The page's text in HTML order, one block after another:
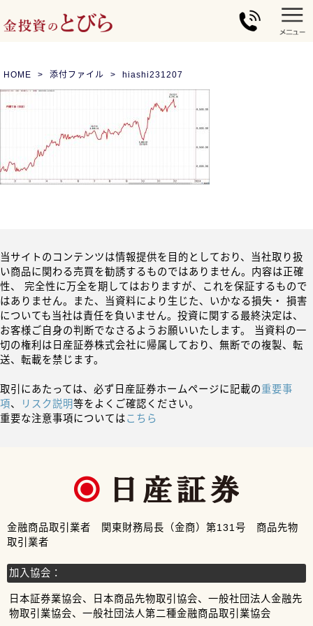
HOME 添付ファイル hiashi231207
当サイトのコンテンツは情報提供を目的としており、当社取り扱
い商品に関わる売買を勧誘するものではありません。内容は正確
性、 完全性に万全を期してはおりますが、これを保証するもので
はありません。また、当資料により生じた、いかなる損失・ 損害
についても当社は責任を負いません。投資に関する最終決定は、
お客様ご自身の判断でなさるようお願いいたします。 当資料の一
切の権利は日産証券株式会社に帰属しており、無断での複製、転
送、転載を禁じます。
取引にあたっては、必ず日産証券ホームページに記載の重要事
項、 リスク説明等をよくご確認ください。
重要な注意事項についてはこちら
金融商品取引業者 関東財務局長（金商）第131号 商品先物
取引業者
加入協会：
日本証券業協会、日本商品先物取引協会、一般社団法人金融先
物取引業協会、一般社団法人第二種金融商品取引業協会